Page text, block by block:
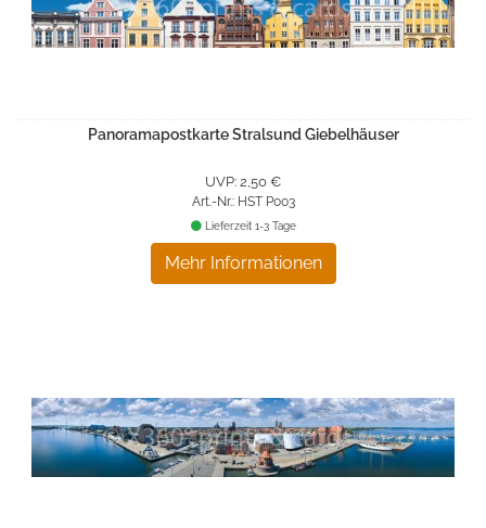
Panoramapostkarte Stralsund Giebelhäuser
UVP: 2,50 €
Art.-Nr.: HST P003
Mehr Informationen
Lieferzeit 1-3 Tage